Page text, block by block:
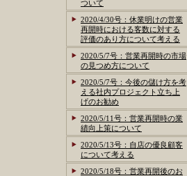
ついて
2020/4/30号：休業明けの営業
再開時における客数に対する
評価のあり方について考える
2020/5/7号：営業再開時の市場
の見つめ方について
2020/5/7号：今後の儲け方を考
える社内プロジェクト立ち上
げのお勧め
2020/5/11号：営業再開時の業
績向上策について
2020/5/13号：自店の優良顧客
について考える
2020/5/18号：営業再開後のお